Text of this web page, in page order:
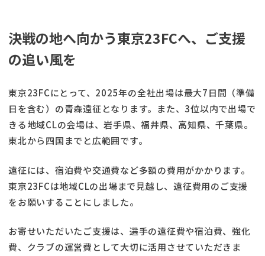
決戦の地へ向かう東京23FCへ、ご支援
の追い風を
東京23FCにとって、2025年の全社出場は最大7日間（準備
日を含む）の青森遠征となります。また、3位以内で出場で
きる地域CLの会場は、岩手県、福井県、高知県、千葉県。
東北から四国までと広範囲です。
遠征には、宿泊費や交通費など多額の費用がかかります。
東京23FCは地域CLの出場まで見越し、遠征費用のご支援
をお願いすることにしました。
お寄せいただいたご支援は、選手の遠征費や宿泊費、強化
費、クラブの運営費として大切に活用させていただきま